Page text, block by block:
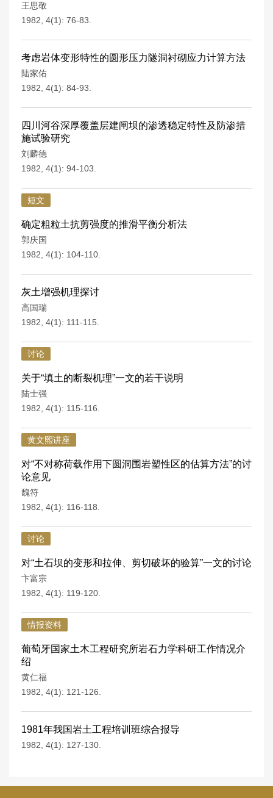
王思敬
1982, 4(1): 76-83.
考虑岩体变形特性的圆形压力隧洞衬砌应力计算方法
陆家佑
1982, 4(1): 84-93.
四川河谷深厚覆盖层建闸坝的渗透稳定特性及防渗措
施试验研究
刘麟德
1982, 4(1): 94-103.
短文
确定粗粒土抗剪强度的推滑平衡分析法
郭庆国
1982, 4(1): 104-110.
灰土增强机理探讨
高国瑞
1982, 4(1): 111-115.
讨论
关于“填土的断裂机理”一文的若干说明
陆士强
1982, 4(1): 115-116.
黄文熙讲座
对“不对称荷载作用下圆洞围岩塑性区的估算方法”的讨
论意见
魏符
1982, 4(1): 116-118.
讨论
对“土石坝的变形和拉伸、剪切破坏的验算”一文的讨论
卞富宗
1982, 4(1): 119-120.
情报资料
葡萄牙国家土木工程研究所岩石力学科研工作情况介
绍
黄仁福
1982, 4(1): 121-126.
1981年我国岩土工程培训班综合报导
1982, 4(1): 127-130.